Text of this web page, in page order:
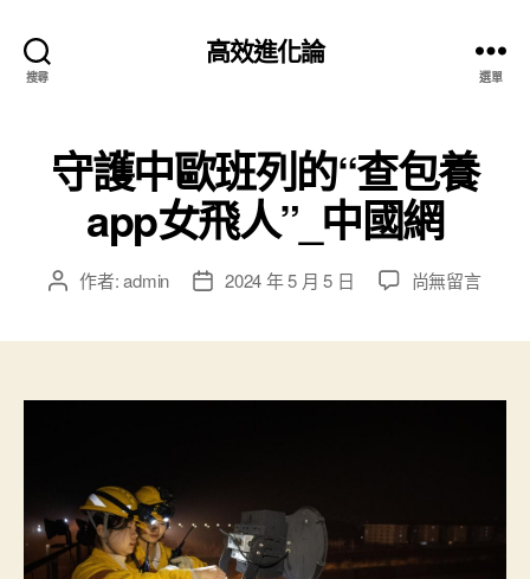
搜尋
高效進化論
選單
守護中歐班列的“查包養
app女飛人”_中國網
文 作者:admin
文 2024 年 5 月 5 日
在
養
app
尚無留言